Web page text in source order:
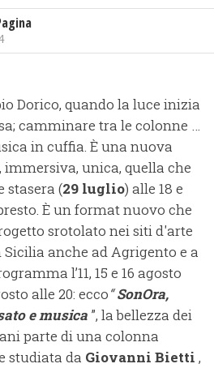
Dorico, quando la luce inizia
camminare tra le colonne …
in cuffia. È una nuova
immersiva, unica, quella che
stasera (29 luglio) alle 18 e
È un format nuovo che
srotolato nei siti d'arte
anche ad Agrigento e a
l’11, 15 e 16 agosto
alle 20: ecco“SonOra,
e musica ”, la bellezza dei
parte di una colonna
studiata da Giovanni Bietti ,